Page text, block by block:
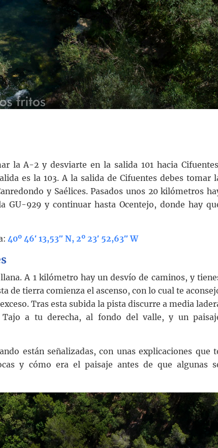
la A-2 y desviarte en la salida 101 hacia
es la 103. A la salida de Cifuentes debes tomar
y Saélices. Pasados unos 20 kilómetros
GU-929 y continuar hasta Ocentejo, donde hay
40º 46′ 13,53″ N, 2º 23′ 52,63″ W
A 1 kilómetro hay un desvío de caminos, y
de tierra comienza el ascenso, con lo cual te
Tras esta subida la pista discurre a media
a tu derecha, al fondo del valle, y un
están señalizadas, con unas explicaciones que
y cómo era el paisaje antes de que algunas